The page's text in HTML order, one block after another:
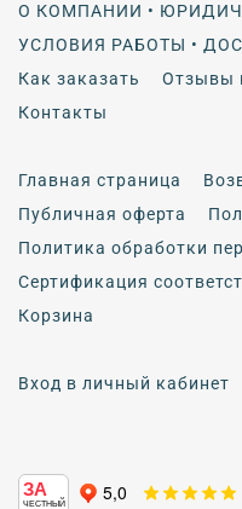
О КОМПАНИИ •
УСЛОВИЯ РАБОТЫ •
Как заказать
Отзывы
Контакты
Главная страница
Публичная оферта
Политика обработки
Сертификация
Корзина
Вход в личный кабинет
ЗА
ЧЕСТНЫЙ